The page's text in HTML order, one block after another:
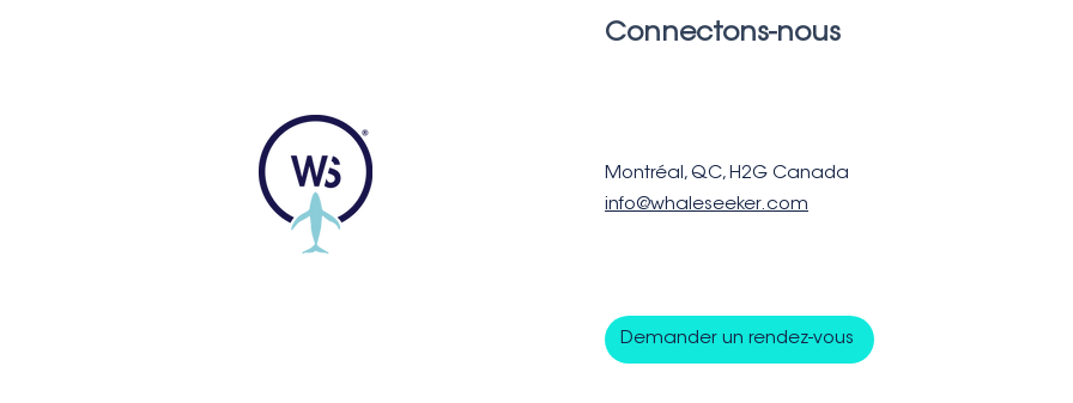
Connectons-nous
Montréal, QC, H2G Canada
info@whaleseeker.com
Demander un rendez-vous